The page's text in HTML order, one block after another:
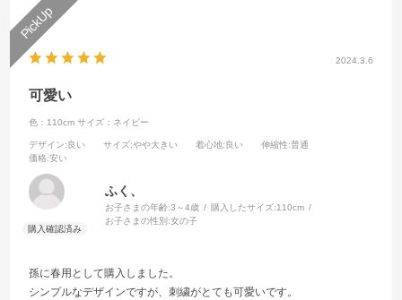
2024.3.6
可愛い
色：110cm サイズ：ネイビー
デザイン:良い サイズ:やや大きい 着心地:良い 伸縮性:普通
価格:安い
ふく、
お子さまの年齢:3～4歳 購入したサイズ:110cm
お子さまの性別:女の子
孫に春用として購入しました。
シンプルなデザインですが、刺繍がとても可愛いです。